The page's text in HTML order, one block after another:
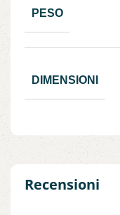
PESO
DIMENSIONI
Recensioni